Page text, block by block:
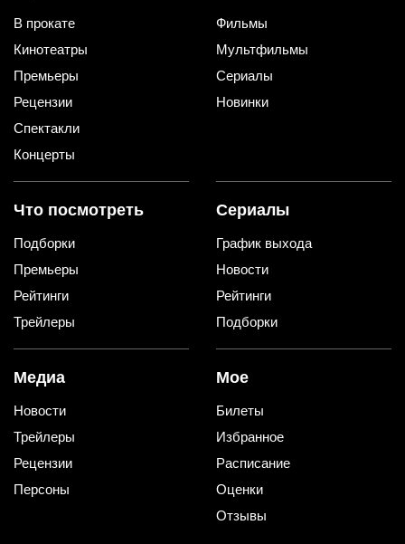
В прокате
Кинотеатры
Премьеры
Рецензии
Спектакли
Концерты
Фильмы
Мультфильмы
Сериалы
Новинки
Что посмотреть
Подборки
Премьеры
Рейтинги
Трейлеры
Сериалы
График выхода
Новости
Рейтинги
Подборки
Медиа
Новости
Трейлеры
Рецензии
Персоны
Мое
Билеты
Избранное
Расписание
Оценки
Отзывы